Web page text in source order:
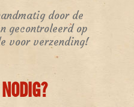
door de
gecontroleerd op
voor verzending!